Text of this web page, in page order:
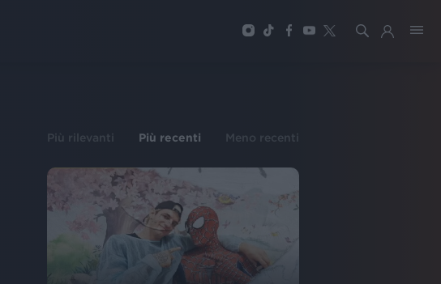
Più rilevanti Più recenti Meno recenti